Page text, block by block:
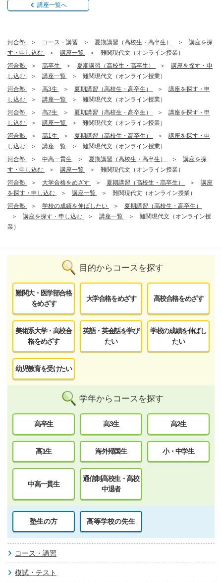
講座一覧へ
河合塾 コース・講習 夏期講習（高校生・高卒生）
講座を探
す・申し込む
講座一覧
難関現代文（オンライン授業）
河合塾
高卒生 夏期講習（高校生・高卒生）
講座を探す・申
し込む
講座一覧
難関現代文（オンライン授業）
河合塾
高3生 夏期講習（高校生・高卒生）
講座を探す・申
し込む
講座一覧
難関現代文（オンライン授業）
河合塾
高2生 夏期講習（高校生・高卒生）
講座を探す・申
し込む
講座一覧
難関現代文（オンライン授業）
河合塾
高1生 夏期講習（高校生・高卒生）
講座を探す・申
し込む
講座一覧
難関現代文（オンライン授業）
河合塾
中高一貫生 夏期講習（高校生・高卒生）
講座を探
す・申し込む
講座一覧
難関現代文（オンライン授業）
河合塾
大学合格をめざす 夏期講習（高校生・高卒生）
講座
を探す・申し込む
講座一覧
難関現代文（オンライン授業）
河合塾
学校の成績を伸ばしたい
夏期講習（高校生・高卒生）
講座を探す・申し込む
講座一覧
難関現代文（オンライン授
業）
目的からコースを探す
難関大・医学部合格
をめざす
大学合格をめざす 高校合格をめざす
美術系大学・高校合
格をめざす
英語・英会話を学び
たい
学校の成績を伸ばし
たい
幼児教育を受けたい
学年からコースを探す
高卒生 高3生 高2生
高1生 海外帰国生 小・中学生
中高一貫生
通信制高校生・高校
中退者
塾生の方 高等学校の先生
コース・講習
模試・テスト